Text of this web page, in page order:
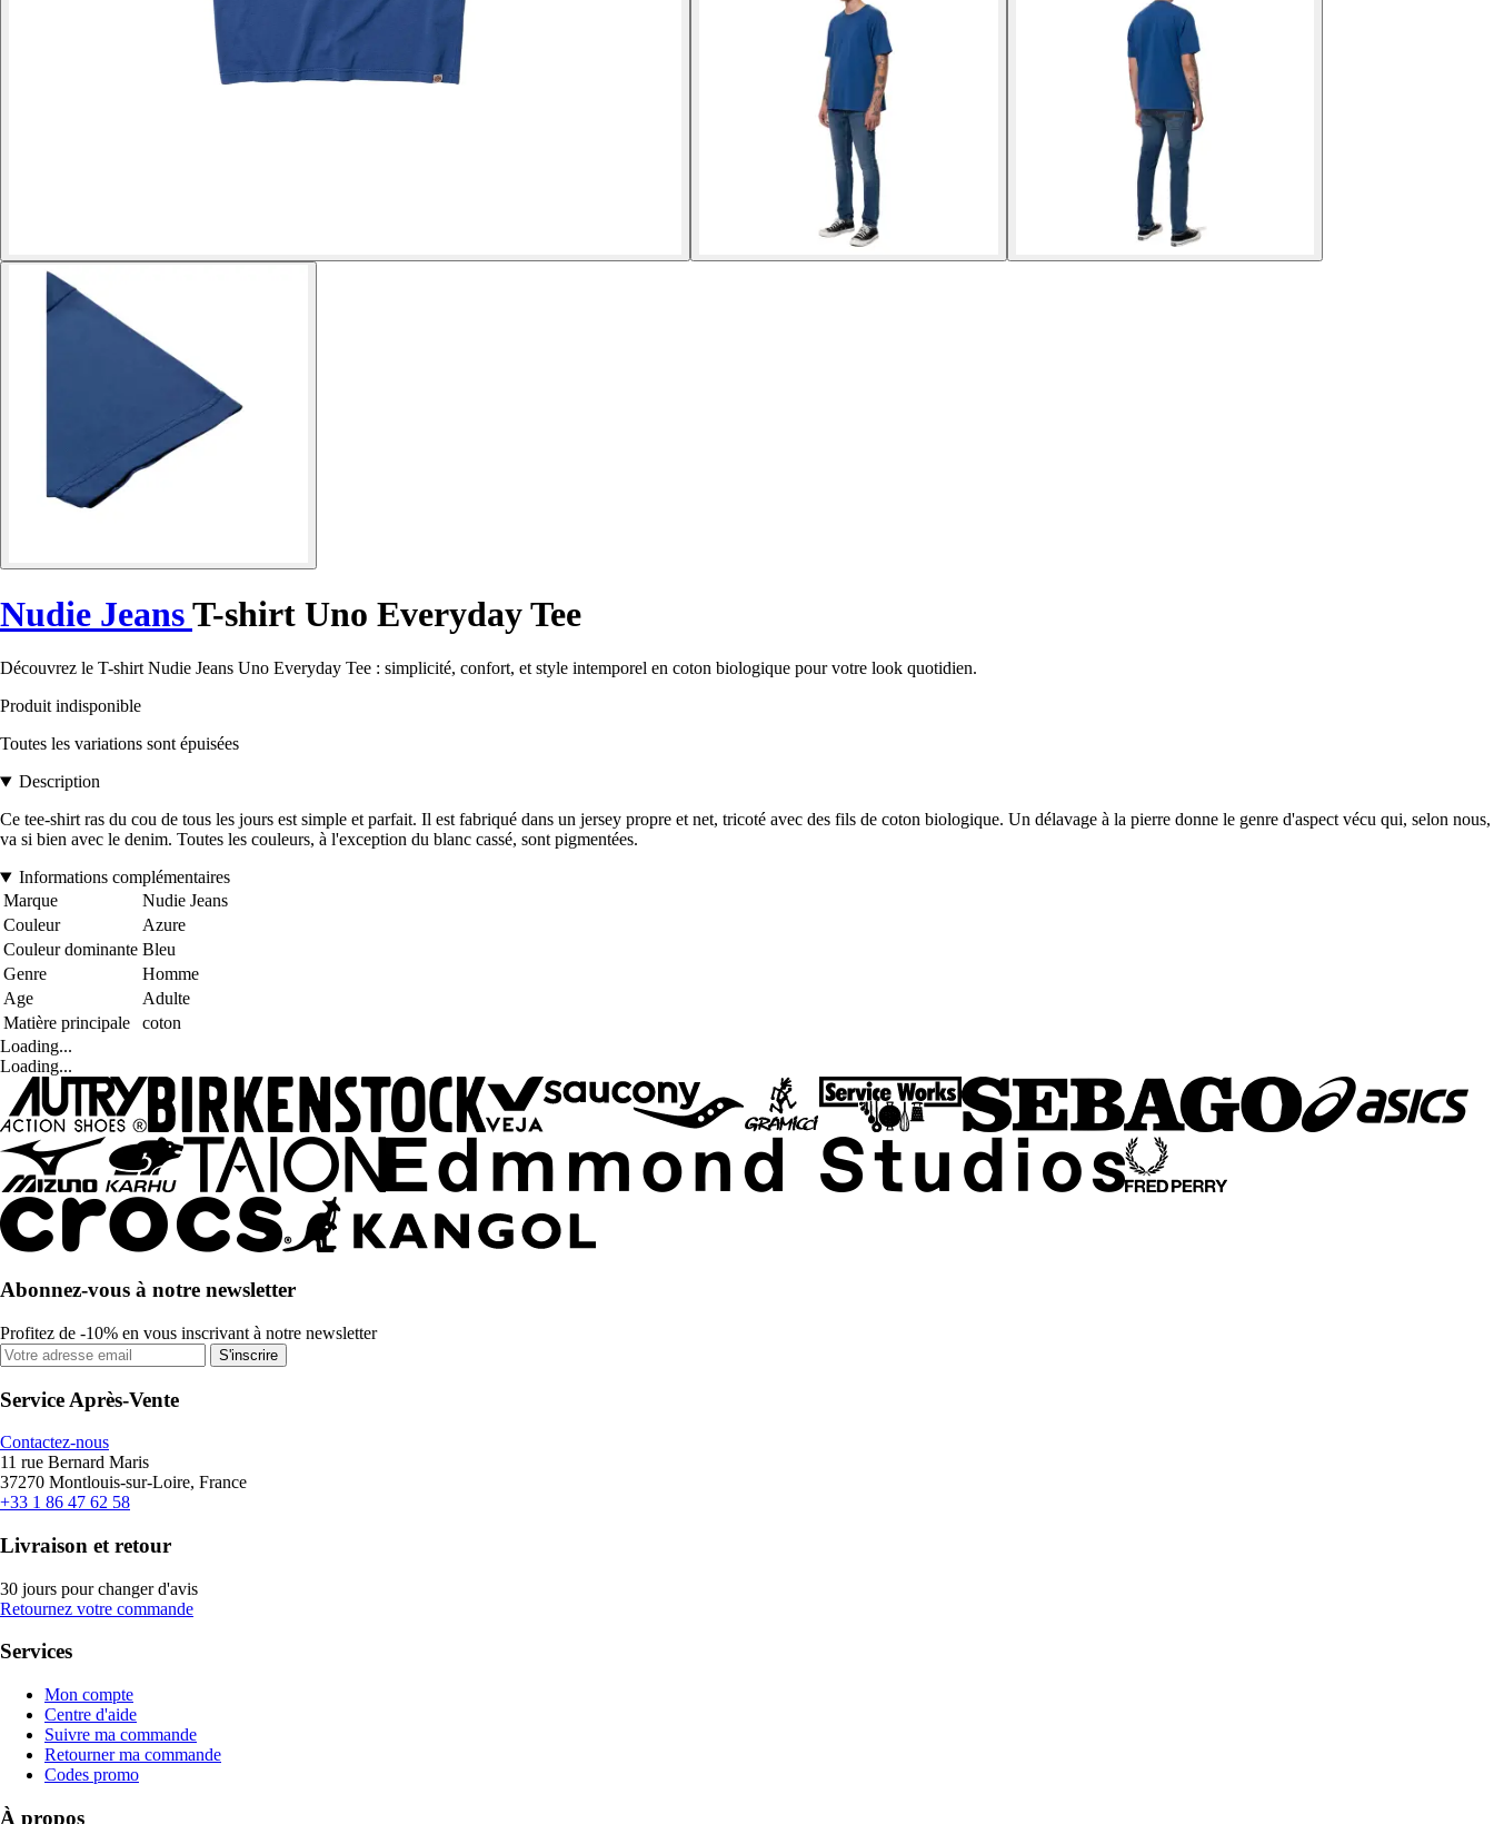
Nudie JeansT-shirt Uno Everyday Tee
Découvrez le T-shirt Nudie Jeans Uno Everyday Tee : simplicité, confort, et style intemporel en coton biologique pour votre look quotidien.
Produit indisponible
Toutes les variations sont épuisées
Description
Ce tee-shirt ras du cou de tous les jours est simple et parfait. Il est fabriqué dans un jersey propre et net, tricoté avec des fils de coton biologique. Un délavage à la pierre donne le genre d'aspect vécu qui, selon nous,
va si bien avec le denim. Toutes les couleurs, à l'exception du blanc cassé, sont pigmentées.
Informations complémentaires
Marque
Nudie Jeans
Couleur
Azure
Couleur dominante Bleu
Genre
Homme
Age
Adulte
Matière principale
coton
Loading...
Loading...
Abonnez-vous à notre newsletter
Profitez de -10% en vous inscrivant à notre newsletter
S'inscrire
Service Après-Vente
Contactez-nous
11 rue Bernard Maris
37270 Montlouis-sur-Loire, France
+33 1 86 47 62 58
Livraison et retour
30 jours pour changer d'avis
Retournez votre commande
Services
Mon compte
Centre d'aide
Suivre ma commande
Retourner ma commande
Codes promo
À propos